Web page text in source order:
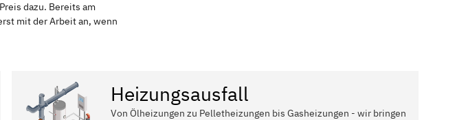
dazu. Bereits am
mit der Arbeit an, wenn
Heizungsausfall
Von Ölheizungen zu Pelletheizungen bis Gasheizungen - wir bringen